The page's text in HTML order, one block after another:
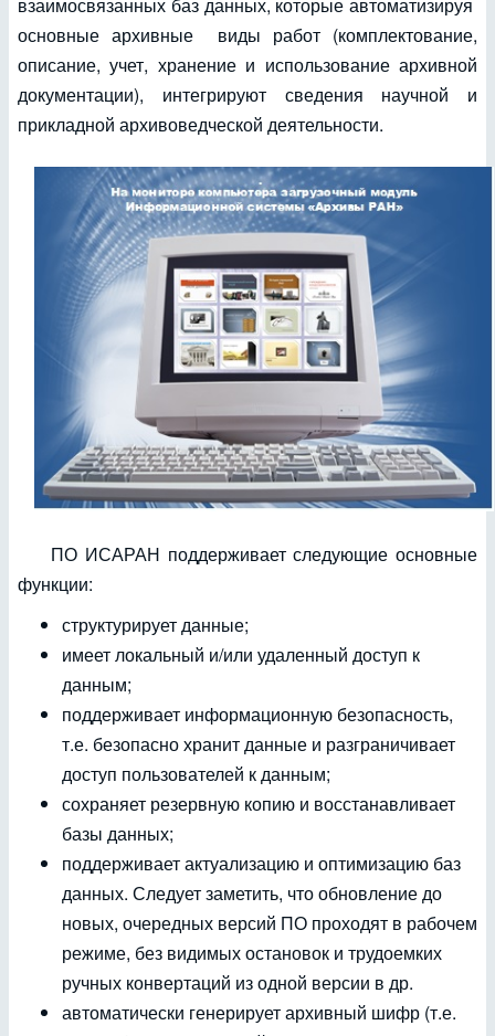
основные архивные виды работ (комплектование,
описание, учет, хранение и использование архивной
документации), интегрируют сведения научной и
прикладной архивоведческой деятельности.
ПО ИСАРАН поддерживает следующие основные
функции:
структурирует данные;
имеет локальный и/или удаленный доступ к
данным;
поддерживает информационную безопасность,
т.е. безопасно хранит данные и разграничивает
доступ пользователей к данным;
сохраняет резервную копию и восстанавливает
базы данных;
поддерживает актуализацию и оптимизацию баз
данных. Следует заметить, что обновление до
новых, очередных версий ПО проходят в рабочем
режиме, без видимых остановок и трудоемких
ручных конвертаций из одной версии в др.
автоматически генерирует архивный шифр (т.е.